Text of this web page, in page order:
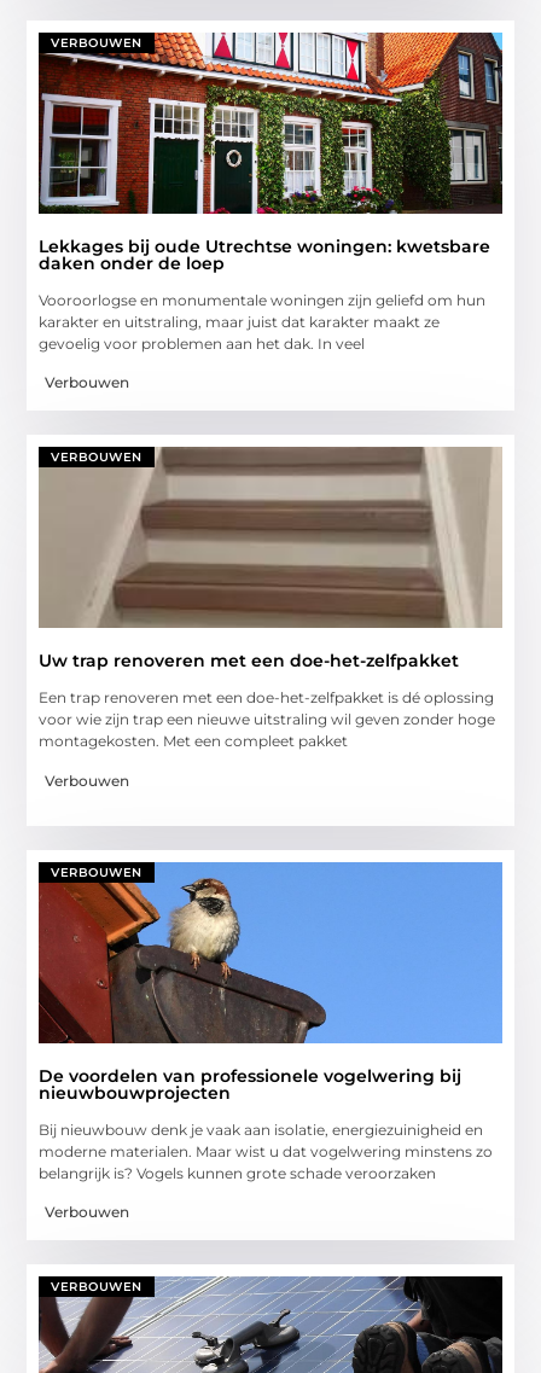
VERBOUWEN
Lekkages bij oude Utrechtse woningen: kwetsbare
daken onder de loep
Vooroorlogse en monumentale woningen zijn geliefd om hun
karakter en uitstraling, maar juist dat karakter maakt ze
gevoelig voor problemen aan het dak. In veel
Verbouwen
VERBOUWEN
Uw trap renoveren met een doe-het-zelfpakket
Een trap renoveren met een doe-het-zelfpakket is dé oplossing
voor wie zijn trap een nieuwe uitstraling wil geven zonder hoge
montagekosten. Met een compleet pakket
Verbouwen
VERBOUWEN
De voordelen van professionele vogelwering bij
nieuwbouwprojecten
Bij nieuwbouw denk je vaak aan isolatie, energiezuinigheid en
moderne materialen. Maar wist u dat vogelwering minstens zo
belangrijk is? Vogels kunnen grote schade veroorzaken
Verbouwen
VERBOUWEN